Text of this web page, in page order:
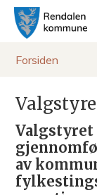
R
l
Du
her:
Forsiden
Valgstyret
av